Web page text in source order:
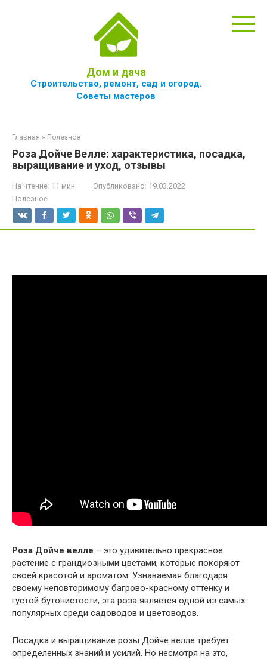
Дом и дача
Строительство, ремонт, сад и огород.
Советы мастеров
Главная » Полезное
Роза Дойче Велле: характеристика, посадка,
выращивание и уход, отзывы
На чтение: 11 мин Опубликовано: 19.03.2022
Полезное
Роза Дойче велле – это удивительно прекрасное
растение с грандиозными цветами, которые покоряют
своей красотой и ароматом. Узнаваемая благодаря
своему неповторимому багрово-красному оттенку и
густой бутонистости, эта роза является одной из самых
популярных среди садоводов и цветоводов.
Посадка и выращивание розы Дойче велле требует
определенных знаний и усилий. Но несмотря на это,